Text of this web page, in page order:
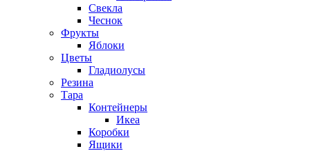
Свекла
Чеснок
Фрукты
Яблоки
Цветы
Гладиолусы
Резина
Тара
Контейнеры
Икеа
Коробки
Ящики